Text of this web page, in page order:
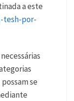
a este
tesh-por-
se